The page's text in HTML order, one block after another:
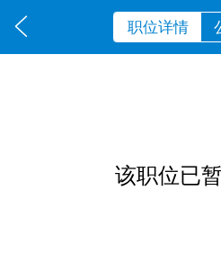
职位详情
该职位已